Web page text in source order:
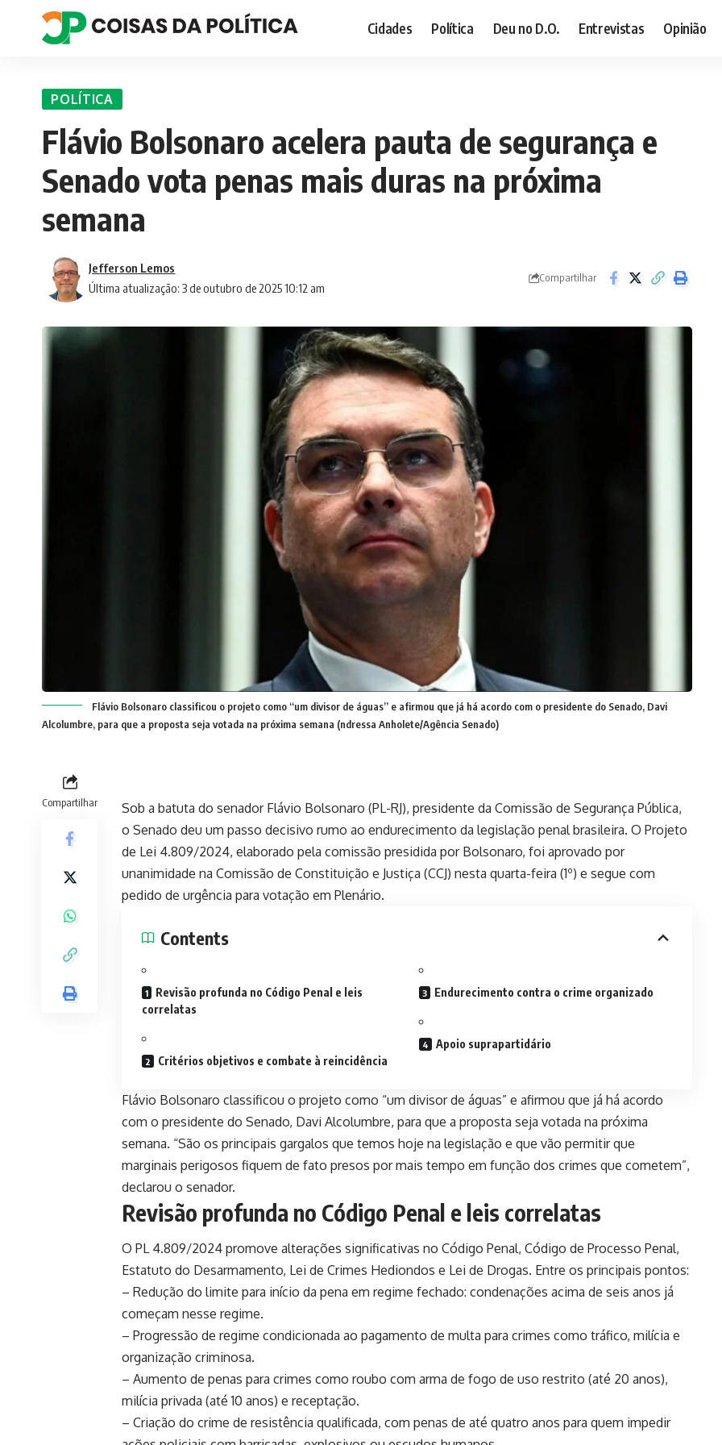
Cidades Política Deu no D.O. Entrevistas Opinião
POLÍTICA
Flávio Bolsonaro acelera pauta de segurança e
Senado vota penas mais duras na próxima
semana
Última atualização: 3 de outubro de 2025 10:12 am
Jefferson Lemos
Compartilhar
Flávio Bolsonaro classificou o projeto como “um divisor de águas” e afirmou que já há acordo com o presidente do Senado, Davi
Alcolumbre, para que a proposta seja votada na próxima semana (ndressa Anholete/Agência Senado)
Compartilhar
Sob a batuta do senador Flávio Bolsonaro (PL-RJ), presidente da Comissão de Segurança Pública,
o Senado deu um passo decisivo rumo ao endurecimento da legislação penal brasileira. O Projeto
de Lei 4.809/2024, elaborado pela comissão presidida por Bolsonaro, foi aprovado por
unanimidade na Comissão de Constituição e Justiça (CCJ) nesta quarta-feira (1º) e segue com
pedido de urgência para votação em Plenário.
Contents
Revisão profunda no Código Penal e leis
correlatas
Critérios objetivos e combate à reincidência
Endurecimento contra o crime organizado
Apoio suprapartidário
Flávio Bolsonaro classificou o projeto como “um divisor de águas” e afirmou que já há acordo
com o presidente do Senado, Davi Alcolumbre, para que a proposta seja votada na próxima
semana. “São os principais gargalos que temos hoje na legislação e que vão permitir que
marginais perigosos fiquem de fato presos por mais tempo em função dos crimes que cometem”,
declarou o senador.
Revisão profunda no Código Penal e leis correlatas
O PL 4.809/2024 promove alterações significativas no Código Penal, Código de Processo Penal,
Estatuto do Desarmamento, Lei de Crimes Hediondos e Lei de Drogas. Entre os principais pontos:
– Redução do limite para início da pena em regime fechado: condenações acima de seis anos já
começam nesse regime.
– Progressão de regime condicionada ao pagamento de multa para crimes como tráfico, milícia e
organização criminosa.
– Aumento de penas para crimes como roubo com arma de fogo de uso restrito (até 20 anos),
milícia privada (até 10 anos) e receptação.
– Criação do crime de resistência qualificada, com penas de até quatro anos para quem impedir